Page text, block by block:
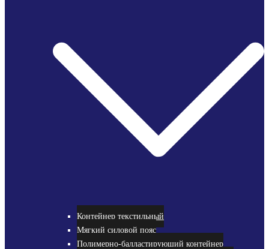
Контейнер текстильный
Мягкий силовой пояс
Полимерно-балластирующий контейнер